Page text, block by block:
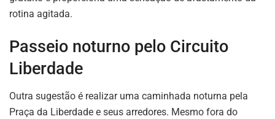
rotina agitada.
Passeio noturno pelo Circuito
Liberdade
Outra sugestão é realizar uma caminhada noturna pela
Praça da Liberdade e seus arredores. Mesmo fora do